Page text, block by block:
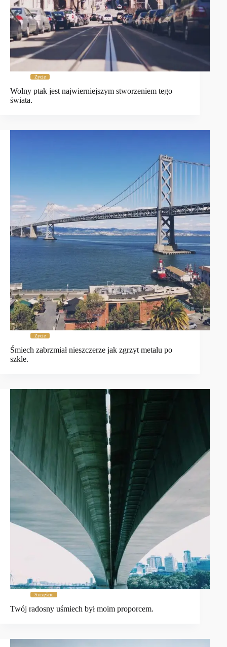
Życie
Wolny ptak jest najwierniejszym stworzeniem tego
świata.
Życie
Śmiech zabrzmiał nieszczerze jak zgrzyt metalu po
szkle.
Szczęście
Twój radosny uśmiech był moim proporcem.